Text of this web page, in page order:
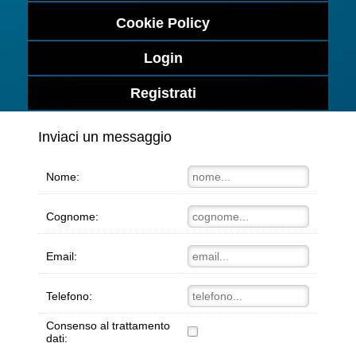
Cookie Policy
Login
Registrati
Inviaci un messaggio
Nome:
Cognome:
Email:
Telefono:
Consenso al trattamento
dati: